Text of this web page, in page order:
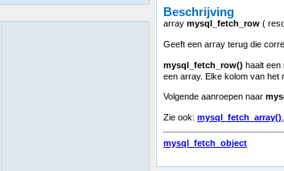
Beschrijving
array mysql_fetch_row (
Geeft een array terug die
mysql_fetch_row() haalt een
een array. Elke kolom van het
Volgende aanroepen naar
Zie ook: mysql_fetch_array()
mysql_fetch_object